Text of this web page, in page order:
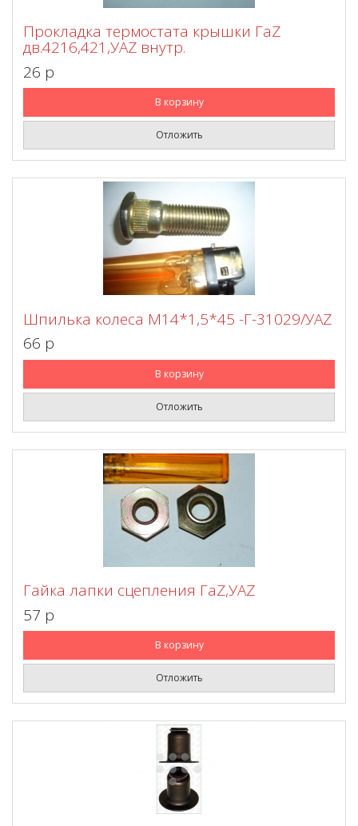
Прокладка термостата крышки ГаZ
дв.4216,421,УАZ внутр.
26 p
В корзину
Отложить
Шпилька колеса М14*1,5*45 -Г-31029/УАZ
66 p
В корзину
Отложить
Гайка лапки сцепления ГаZ,УАZ
57 p
В корзину
Отложить